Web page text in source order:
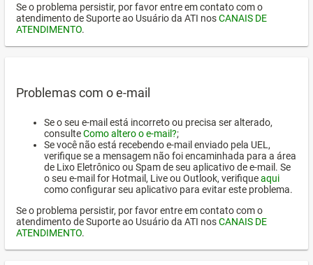
Se o problema persistir, por favor entre em contato com o
atendimento de Suporte ao Usuário da ATI nosCANAIS DE
ATENDIMENTO.
Problemas com o e-mail
Se o seu e-mail está incorreto ou precisa ser alterado,
consulteComo altero o e-mail?;
Se você não está recebendo e-mail enviado pela UEL,
verifique se a mensagem não foi encaminhada para a área
de Lixo Eletrônico ou Spam de seu aplicativo de e-mail. Se
o seu e-mail for Hotmail, Live ou Outlook, verifiqueaqui
como configurar seu aplicativo para evitar este problema.
Se o problema persistir, por favor entre em contato com o
atendimento de Suporte ao Usuário da ATI nosCANAIS DE
ATENDIMENTO.